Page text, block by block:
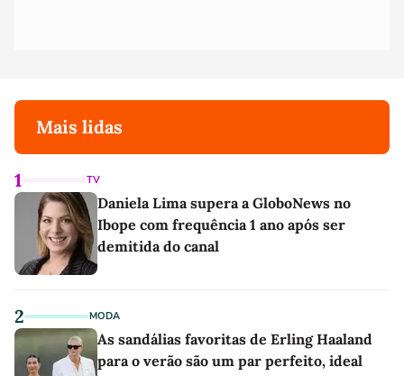
Mais lidas
1 TV
Daniela Lima supera a GloboNews no
Ibope com frequência 1 ano após ser
demitida do canal
2 MODA
As sandálias favoritas de Erling Haaland
para o verão são um par perfeito, ideal